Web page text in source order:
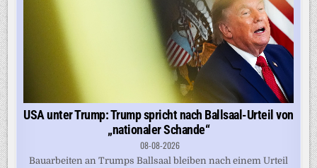
USA unter Trump: Trump spricht nach Ballsaal-Urteil von
„nationaler Schande“
08-08-2026
Bauarbeiten an Trumps Ballsaal bleiben nach einem Urteil